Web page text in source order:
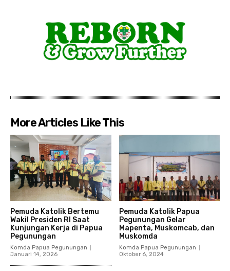
More Articles Like This
Pemuda Katolik Bertemu
Wakil Presiden RI Saat
Kunjungan Kerja di Papua
Pegunungan
Komda Papua Pegunungan
Januari 14, 2026
Pemuda Katolik Papua
Pegunungan Gelar
Mapenta, Muskomcab, dan
Muskomda
Komda Papua Pegunungan
Oktober 6, 2024